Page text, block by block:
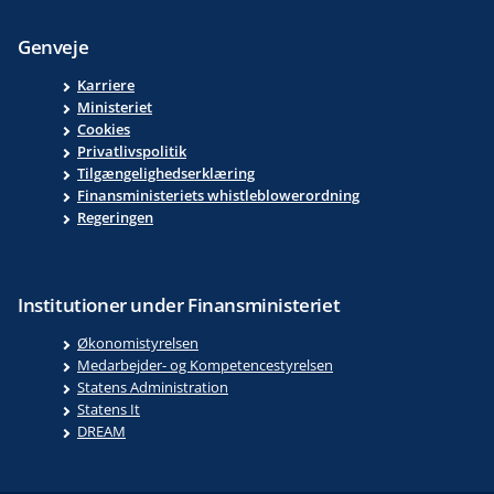
Genveje
Karriere
Ministeriet
Cookies
Privatlivspolitik
Tilgængelighedserklæring
Finansministeriets whistleblowerordning
Regeringen
Institutioner under Finansministeriet
Økonomistyrelsen
Medarbejder- og Kompetencestyrelsen
Statens Administration
Statens It
DREAM